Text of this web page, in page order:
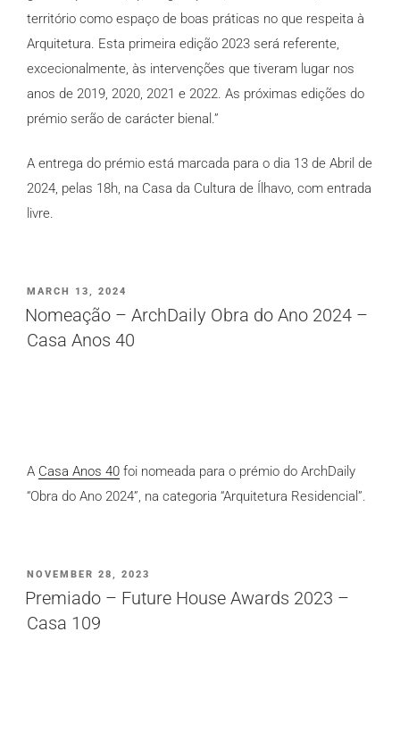
território como espaço de boas práticas no que respeita à
Arquitetura. Esta primeira edição 2023 será referente,
excecionalmente, às intervenções que tiveram lugar nos
anos de 2019, 2020, 2021 e 2022. As próximas edições do
prémio serão de carácter bienal.”
A entrega do prémio está marcada para o dia 13 de Abril de
2024, pelas 18h, na Casa da Cultura de Ílhavo, com entrada
livre.
PUBLICADO
EM
MARCH 13, 2024
Nomeação – ArchDaily Obra do Ano 2024 –
Casa Anos 40
A Casa Anos 40 foi nomeada para o prémio do ArchDaily
“Obra do Ano 2024”, na categoria “Arquitetura Residencial”.
PUBLICADO
EM
NOVEMBER 28, 2023
Premiado – Future House Awards 2023 –
Casa 109